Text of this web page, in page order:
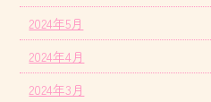
2024年5月
2024年4月
2024年3月